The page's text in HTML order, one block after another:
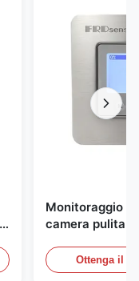
Monitoraggio
camera pulita
inossidabile
medico/fumo
Ottenga il